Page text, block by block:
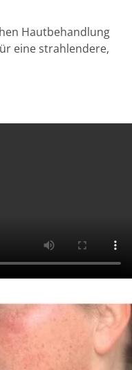
Hautbehandlung
eine strahlendere,